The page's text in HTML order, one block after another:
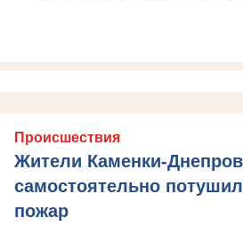
Происшествия
Жители Каменки-
самостоятельно
пожар